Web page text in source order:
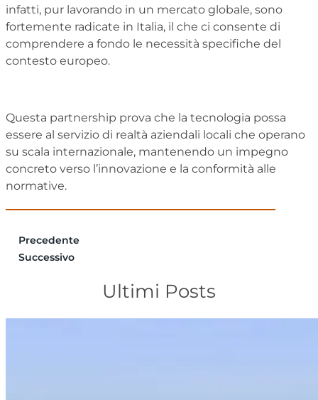
infatti, pur lavorando in un mercato globale, sono
fortemente radicate in Italia, il che ci consente di
comprendere a fondo le necessità specifiche del
contesto europeo.
Questa partnership prova che la tecnologia possa
essere al servizio di realtà aziendali locali che operano
su scala internazionale, mantenendo un impegno
concreto verso l’innovazione e la conformità alle
normative.
Precedente
Successivo
Ultimi Posts